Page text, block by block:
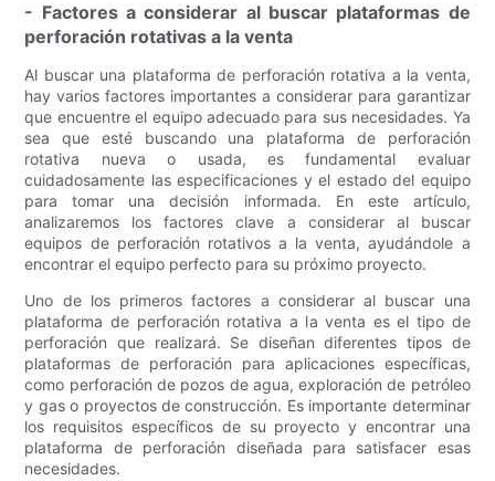
- Factores a considerar al buscar plataformas de
perforación rotativas a la venta
Al buscar una plataforma de perforación rotativa a la venta,
hay varios factores importantes a considerar para garantizar
que encuentre el equipo adecuado para sus necesidades. Ya
sea que esté buscando una plataforma de perforación
rotativa nueva o usada, es fundamental evaluar
cuidadosamente las especificaciones y el estado del equipo
para tomar una decisión informada. En este artículo,
analizaremos los factores clave a considerar al buscar
equipos de perforación rotativos a la venta, ayudándole a
encontrar el equipo perfecto para su próximo proyecto.
Uno de los primeros factores a considerar al buscar una
plataforma de perforación rotativa a la venta es el tipo de
perforación que realizará. Se diseñan diferentes tipos de
plataformas de perforación para aplicaciones específicas,
como perforación de pozos de agua, exploración de petróleo
y gas o proyectos de construcción. Es importante determinar
los requisitos específicos de su proyecto y encontrar una
plataforma de perforación diseñada para satisfacer esas
necesidades.